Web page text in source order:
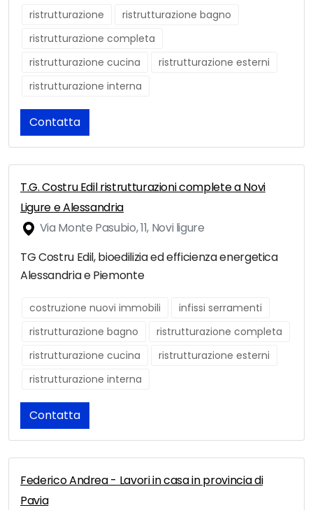
ristrutturazione
ristrutturazione bagno
ristrutturazione completa
ristrutturazione cucina
ristrutturazione esterni
ristrutturazione interna
Contatta
T.G. Costru Edil ristrutturazioni complete a Novi
Ligure e Alessandria
Via Monte Pasubio, 11, Novi ligure
TG Costru Edil, bioedilizia ed efficienza energetica
Alessandria e Piemonte
costruzione nuovi immobili
infissi serramenti
ristrutturazione bagno
ristrutturazione completa
ristrutturazione cucina
ristrutturazione esterni
ristrutturazione interna
Contatta
Federico Andrea - Lavori in casa in provincia di
Pavia